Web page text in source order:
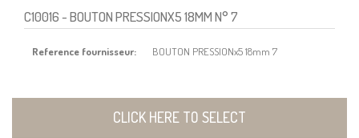
C10016- BOUTON PRESSIONX5 18MM N° 7
Reference fournisseur: BOUTON PRESSIONx5 18mm 7
CLICK HERE TO SELECT